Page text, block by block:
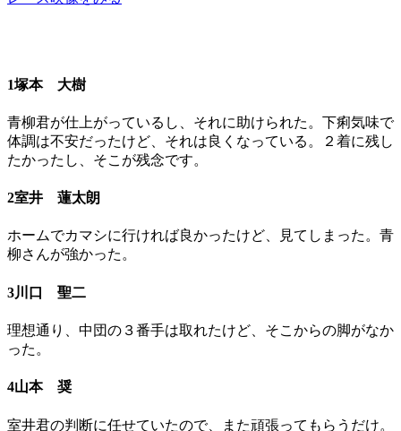
1塚本 大樹
青柳君が仕上がっているし、それに助けられた。下痢気味で
体調は不安だったけど、それは良くなっている。２着に残し
たかったし、そこが残念です。
2室井 蓮太朗
ホームでカマシに行ければ良かったけど、見てしまった。青
柳さんが強かった。
3川口 聖二
理想通り、中団の３番手は取れたけど、そこからの脚がなか
った。
4山本 奨
室井君の判断に任せていたので、また頑張ってもらうだけ。